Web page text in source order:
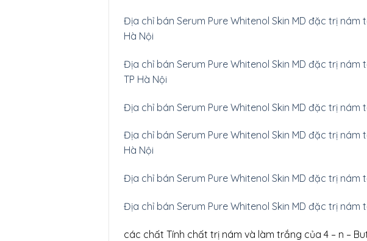
Địa chỉ bán Serum Pure Whitenol Skin MD đặc trị nám
Hà Nội
Địa chỉ bán Serum Pure Whitenol Skin MD đặc trị
TP Hà Nội
Địa chỉ bán Serum Pure Whitenol Skin MD đặc trị
Địa chỉ bán Serum Pure Whitenol Skin MD đặc trị
Hà Nội
Địa chỉ bán Serum Pure Whitenol Skin MD đặc trị nám
Địa chỉ bán Serum Pure Whitenol Skin MD đặc trị nám
các chất Tính chất trị nám và làm trắng của 4 – n –